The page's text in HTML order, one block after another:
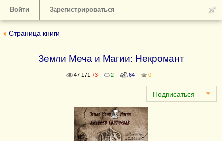
Войти Зарегистрироваться
Страница книги
Земли Меча и Магии: Некромант
47 171 +3 2 64 0